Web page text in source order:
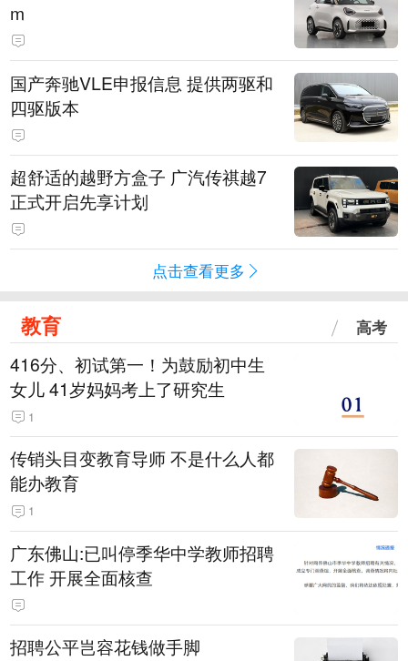
m
国产奔驰VLE申报信息 提供两驱和
四驱版本
超舒适的越野方盒子 广汽传祺越7
正式开启先享计划
点击查看更多
教育 高考
416分、初试第一！为鼓励初中生
女儿 41岁妈妈考上了研究生
1
传销头目变教育导师 不是什么人都
能办教育
1
广东佛山:已叫停季华中学教师招聘
工作 开展全面核查
招聘公平岂容花钱做手脚